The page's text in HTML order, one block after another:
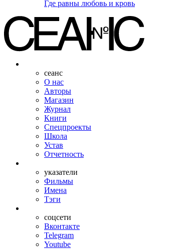
Где равны любовь и кровь
сеанс
О нас
Авторы
Магазин
Журнал
Книги
Спецпроекты
Школа
Устав
Отчетность
указатели
Фильмы
Имена
Тэги
соцсети
Вконтакте
Telegram
Youtube